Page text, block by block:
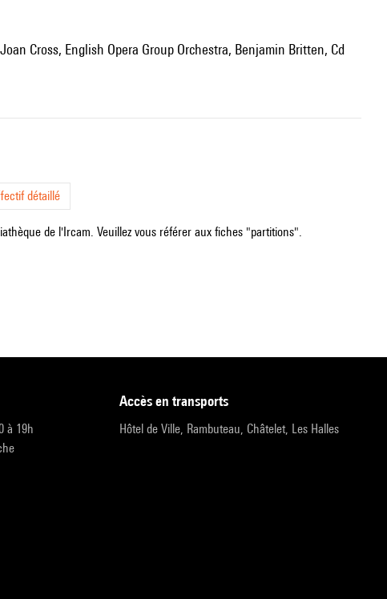
Cross, English Opera Group Orchestra, Benjamin Britten, Cd
détaillé
de l'Ircam. Veuillez vous référer aux fiches "partitions".
à 19h
accès en transports
Hôtel de Ville, Rambuteau, Châtelet, Les Halles